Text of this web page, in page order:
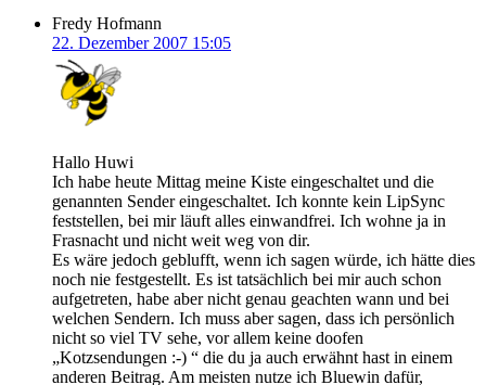
Fredy Hofmann
22. Dezember 2007 15:05
Hallo Huwi
Ich habe heute Mittag meine Kiste eingeschaltet und die
genannten Sender eingeschaltet. Ich konnte kein LipSync
feststellen, bei mir läuft alles einwandfrei. Ich wohne ja in
Frasnacht und nicht weit weg von dir.
Es wäre jedoch geblufft, wenn ich sagen würde, ich hätte dies
noch nie festgestellt. Es ist tatsächlich bei mir auch schon
aufgetreten, habe aber nicht genau geachten wann und bei
welchen Sendern. Ich muss aber sagen, dass ich persönlich
nicht so viel TV sehe, vor allem keine doofen
„Kotzsendungen :-) “ die du ja auch erwähnt hast in einem
anderen Beitrag. Am meisten nutze ich Bluewin dafür,